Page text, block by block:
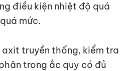
điều kiện nhiệt độ quá
mức.
truyền thống, kiểm tra
trong ắc quy có đủ